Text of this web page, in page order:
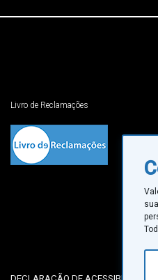
Livro de Reclamações